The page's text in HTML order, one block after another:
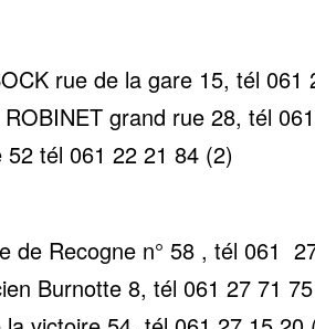
rue de la gare 15, tél 061
grand rue 28, tél
tél 061 22 21 84 (2)
de Recogne n° 58 , tél 061
Burnotte 8, tél 061 27 71